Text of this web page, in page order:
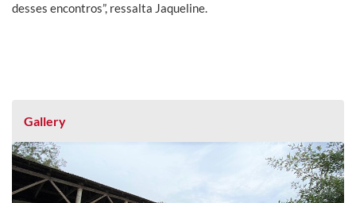
desses encontros”, ressalta Jaqueline.
Gallery